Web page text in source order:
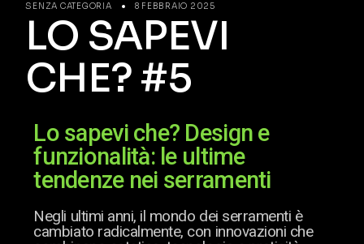
SENZA CATEGORIA 8 FEBBRAIO 2025
LO SAPEVI
CHE? #5
Lo sapevi che? Design e
funzionalità: le ultime
tendenze nei serramenti
Negli ultimi anni, il mondo dei serramenti è
cambiato radicalmente, con innovazioni che